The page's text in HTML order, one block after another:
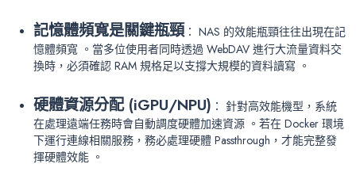
記憶體頻寬是關鍵瓶頸 ： NAS 的效能瓶頸往往出現在記
憶體頻寬 。當多位使用者同時透過 WebDAV 進行大流量資料交
換時，必須確認 RAM 規格足以支撐大規模的資料讀寫 。
硬體資源分配 (iGPU/NPU) ： 針對高效能機型，系統
在處理遠端任務時會自動調度硬體加速資源 。若在 Docker 環境
下運行連線相關服務，務必處理硬體 Passthrough，才能完整發
揮硬體效能 。